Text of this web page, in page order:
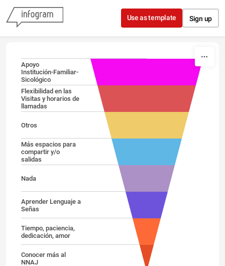
Skip to content
Use as template Sign up
Apoyo
Institución-Familiar-
Sicológico
Flexibilidad en las
Visitas y horarios de
llamadas
Otros
Más espacios para
compartir y/o
salidas
Nada
Aprender Lenguaje a
Señas
Tiempo, paciencia,
dedicación, amor
Conocer más al
NNAJ